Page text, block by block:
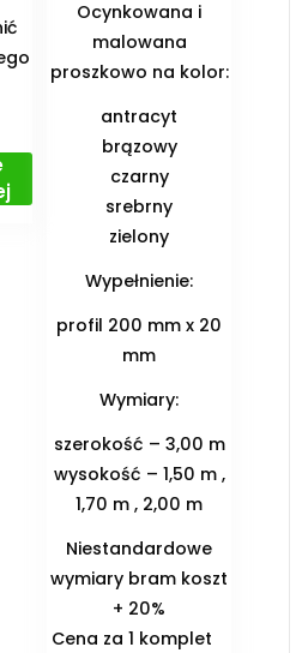
Ocynkowana i
malowana
proszkowo na kolor:
antracyt
brązowy
czarny
srebrny
zielony
Wypełnienie:
profil 200 mm x 20
mm
Wymiary:
szerokość – 3,00 m
wysokość – 1,50 m ,
1,70 m , 2,00 m
Niestandardowe
wymiary bram koszt
+ 20%
Cena za 1 komplet